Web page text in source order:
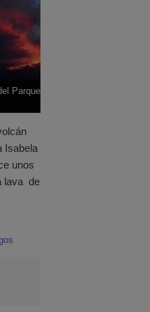
Parque Nacional Galápagos
Isabela
unos
lava de